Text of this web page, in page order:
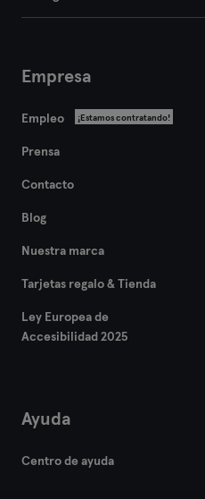
Empresa
Empleo ¡Estamos contratando!
Prensa
Contacto
Blog
Nuestra marca
Tarjetas regalo & Tienda
Ley Europea de
Accesibilidad 2025
Ayuda
Centro de ayuda